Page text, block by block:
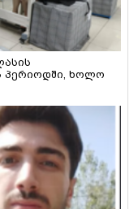
პერიოდში, ხოლო